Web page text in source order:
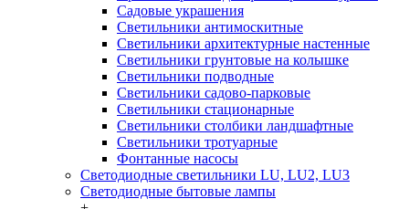
Садовые украшения
Светильники антимоскитные
Светильники архитектурные настенные
Светильники грунтовые на колышке
Светильники подводные
Светильники садово-парковые
Светильники стационарные
Светильники столбики ландшафтные
Светильники тротуарные
Фонтанные насосы
Светодиодные светильники LU, LU2, LU3
Светодиодные бытовые лампы